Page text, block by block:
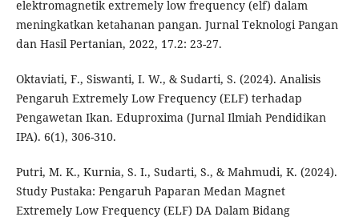
elektromagnetik extremely low frequency (elf) dalam
meningkatkan ketahanan pangan. Jurnal Teknologi Pangan
dan Hasil Pertanian, 2022, 17.2: 23-27.
Oktaviati, F., Siswanti, I. W., & Sudarti, S. (2024). Analisis
Pengaruh Extremely Low Frequency (ELF) terhadap
Pengawetan Ikan. Eduproxima (Jurnal Ilmiah Pendidikan
IPA). 6(1), 306-310.
Putri, M. K., Kurnia, S. I., Sudarti, S., & Mahmudi, K. (2024).
Study Pustaka: Pengaruh Paparan Medan Magnet
Extremely Low Frequency (ELF) DA Dalam Bidang